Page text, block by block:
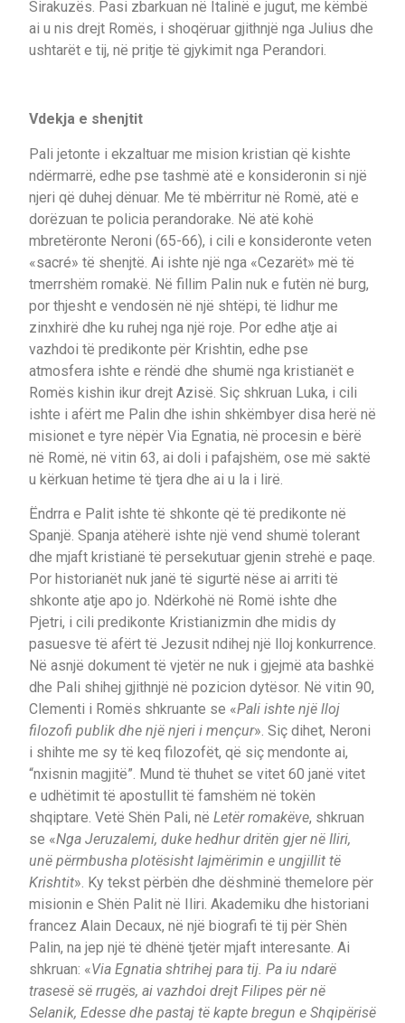
Sirakuzës. Pasi zbarkuan në Italinë e jugut, me këmbë
ai u nis drejt Romës, i shoqëruar gjithnjë nga Julius dhe
ushtarët e tij, në pritje të gjykimit nga Perandori.
Vdekja e shenjtit
Pali jetonte i ekzaltuar me mision kristian që kishte
ndërmarrë, edhe pse tashmë atë e konsideronin si një
njeri që duhej dënuar. Me të mbërritur në Romë, atë e
dorëzuan te policia perandorake. Në atë kohë
mbretëronte Neroni (65-66), i cili e konsideronte veten
«sacré» të shenjtë. Ai ishte një nga «Cezarët» më të
tmerrshëm romakë. Në fillim Palin nuk e futën në burg,
por thjesht e vendosën në një shtëpi, të lidhur me
zinxhirë dhe ku ruhej nga një roje. Por edhe atje ai
vazhdoi të predikonte për Krishtin, edhe pse
atmosfera ishte e rëndë dhe shumë nga kristianët e
Romës kishin ikur drejt Azisë. Siç shkruan Luka, i cili
ishte i afërt me Palin dhe ishin shkëmbyer disa herë në
misionet e tyre nëpër Via Egnatia, në procesin e bërë
në Romë, në vitin 63, ai doli i pafajshëm, ose më saktë
u kërkuan hetime të tjera dhe ai u la i lirë.
Ëndrra e Palit ishte të shkonte që të predikonte në
Spanjë. Spanja atëherë ishte një vend shumë tolerant
dhe mjaft kristianë të persekutuar gjenin strehë e paqe.
Por historianët nuk janë të sigurtë nëse ai arriti të
shkonte atje apo jo. Ndërkohë në Romë ishte dhe
Pjetri, i cili predikonte Kristianizmin dhe midis dy
pasuesve të afërt të Jezusit ndihej një lloj konkurrence.
Në asnjë dokument të vjetër ne nuk i gjejmë ata bashkë
dhe Pali shihej gjithnjë në pozicion dytësor. Në vitin 90,
Clementi i Romës shkruante se «Pali ishte një lloj
filozofi publik dhe një njeri i mençur». Siç dihet, Neroni
i shihte me sy të keq filozofët, që siç mendonte ai,
“nxisnin magjitë”. Mund të thuhet se vitet 60 janë vitet
e udhëtimit të apostullit të famshëm në tokën
shqiptare. Vetë Shën Pali, në Letër romakëve, shkruan
se «Nga Jeruzalemi, duke hedhur dritën gjer në Iliri,
unë përmbusha plotësisht lajmërimin e ungjillit të
Krishtit». Ky tekst përbën dhe dëshminë themelore për
misionin e Shën Palit në Iliri. Akademiku dhe historiani
francez Alain Decaux, në një biografi të tij për Shën
Palin, na jep një të dhënë tjetër mjaft interesante. Ai
shkruan: «Via Egnatia shtrihej para tij. Pa iu ndarë
trasesë së rrugës, ai vazhdoi drejt Filipes për në
Selanik, Edesse dhe pastaj të kapte bregun e Shqipërisë